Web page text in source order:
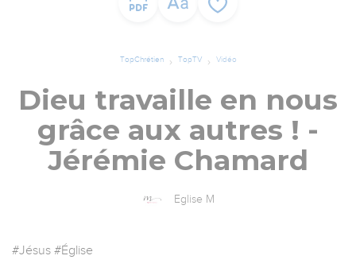
TopChrétien TopTV Vidéo
Dieu travaille en nous
grâce aux autres ! -
Jérémie Chamard
Eglise M
#Jésus #Église